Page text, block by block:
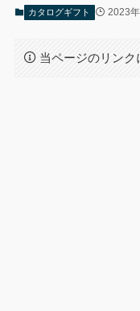
カタログギフト 2023
当ページのリンク